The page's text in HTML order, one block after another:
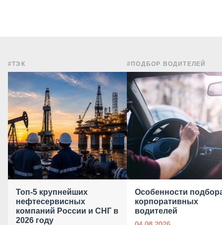
#ТЭК
Топ-5 крупнейших
нефтесервисных
компаний России и СНГ в
2026 году
#ПОДБОР ВОДИТЕЛЕЙ
Особенности
корпоративных
водителей